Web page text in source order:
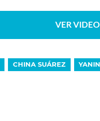
VER VIDEO
CHINA SUÁREZ